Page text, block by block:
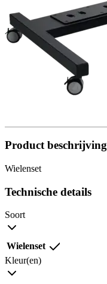
Product beschrijving
Wielenset
Technische details
Soort
Wielenset
Kleur(en)